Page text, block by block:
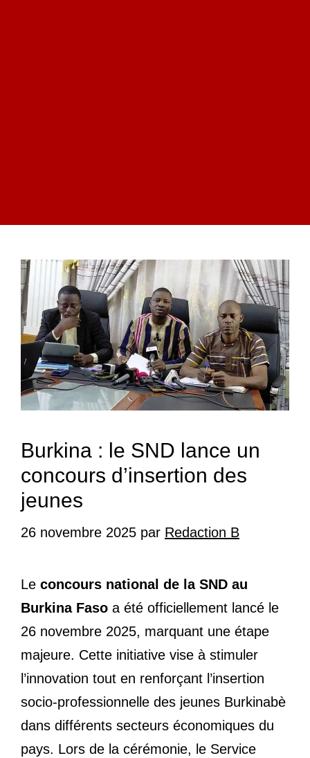
Burkina : le SND lance un
concours d’insertion des
jeunes
26 novembre 2025 par Redaction B
Le concours national de la SND au
Burkina Faso a été officiellement lancé le
26 novembre 2025, marquant une étape
majeure. Cette initiative vise à stimuler
l’innovation tout en renforçant l’insertion
socio-professionnelle des jeunes Burkinabè
dans différents secteurs économiques du
pays. Lors de la cérémonie, le Service